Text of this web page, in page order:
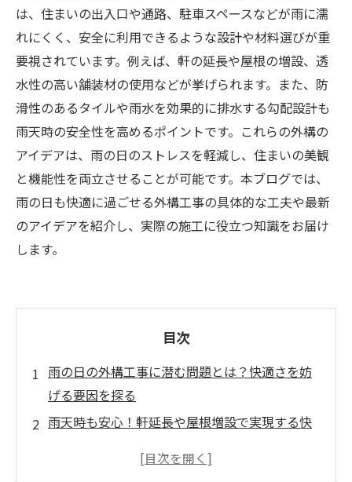
は、住まいの出入口や通路、駐車スペースなどが雨に濡
れにくく、安全に利用できるような設計や材料選びが重
要視されています。例えば、軒の延長や屋根の増設、透
水性の高い舗装材の使用などが挙げられます。また、防
滑性のあるタイルや雨水を効果的に排水する勾配設計も
雨天時の安全性を高めるポイントです。これらの外構の
アイデアは、雨の日のストレスを軽減し、住まいの美観
と機能性を両立させることが可能です。本ブログでは、
雨の日も快適に過ごせる外構工事の具体的な工夫や最新
のアイデアを紹介し、実際の施工に役立つ知識をお届け
します。
目次
雨の日の外構工事に潜む問題とは？快適さを妨
げる要因を探る
雨天時も安心！軒延長や屋根増設で実現する快
透水性舗装材の選び方で変わる！雨の日の外構